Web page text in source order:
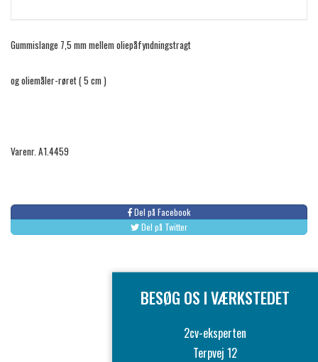
Gummislange 7,5 mm mellem oliepåfyndningstragt
og oliemåler-røret ( 5 cm )
Varenr. A1.4459
Del på Facebook
Del på Twitter
BESØG OS I VÆRKSTEDET
2cv-eksperten
Terpvej 12